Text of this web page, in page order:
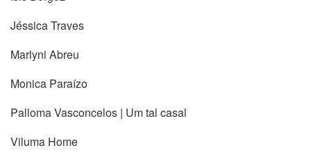
Jéssica Traves
Marlyni Abreu
Monica Paraízo
Palloma Vasconcelos | Um tal casal
Viluma Home